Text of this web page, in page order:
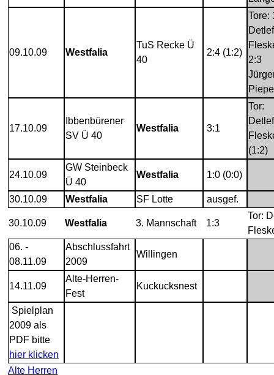
09.10.09 Westfalia
TuS Recke Ü
40
2:4 (1:2)
Tore:
Detlef
2:3
17.10.09
Ibbenbürener
SV Ü 40
Westfalia 3:1
Tor:
Detlef
(1:2)
24.10.09
GW Steinbeck
Ü 40
Westfalia 1:0 (0:0)
30.10.09 Westfalia SF Lotte ausgef.
30.10.09 Westfalia 3. Mannschaft 1:3
Tor:
06. -
08.11.09
Abschlussfahrt
2009
Willingen
14.11.09
Alte-Herren-
Fest
Kuckucksnest
Spielplan
2009 als
PDF bitte
hier klicken
Alte Herren